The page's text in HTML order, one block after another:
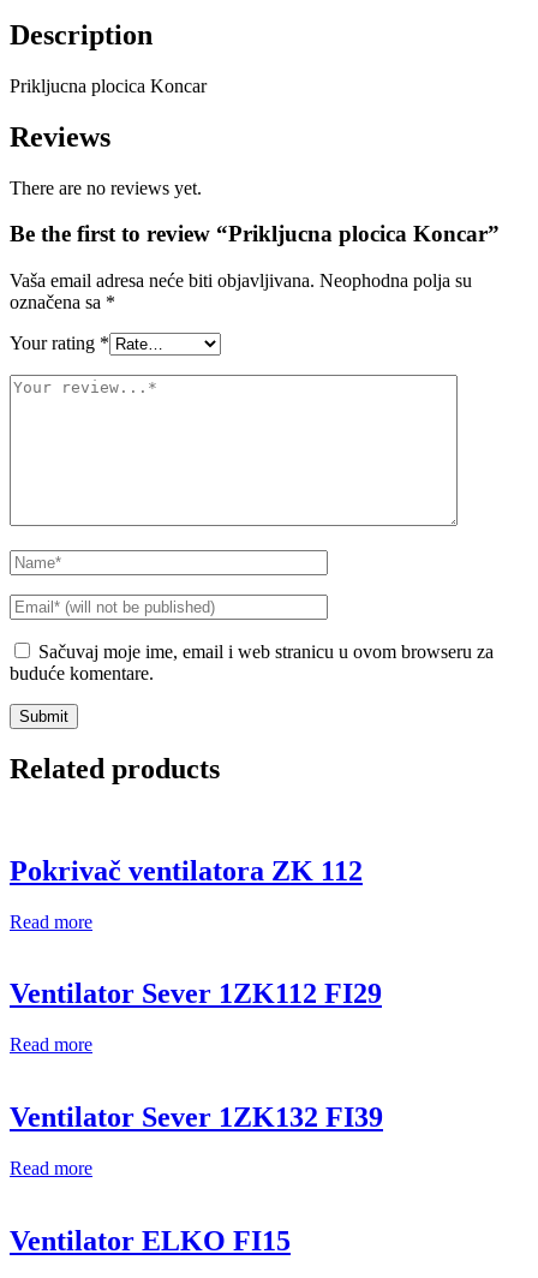
Description
Prikljucna plocica Koncar
Reviews
There are no reviews yet.
Be the first to review “Prikljucna plocica Koncar”
Vaša email adresa neće biti objavljivana. Neophodna polja su
označena sa *
Your rating *
Sačuvaj moje ime, email i web stranicu u ovom browseru za
buduće komentare.
Related products
Pokrivač ventilatora ZK 112
Read more
Ventilator Sever 1ZK112 FI29
Read more
Ventilator Sever 1ZK132 FI39
Read more
Ventilator ELKO FI15